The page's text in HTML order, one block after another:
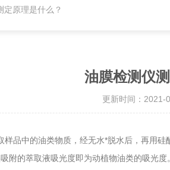
定原理是什么？
油膜检测仪
更新时间：
中的油类物质，经无水*脱水后，再用硅
附的萃取液吸光度即为动植物油类的吸光度